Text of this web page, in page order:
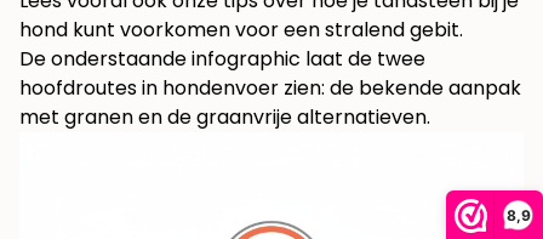
8,9
hond kunt voorkomenvoor een stralend gebit.
De onderstaande infographic laat de twee
hoofdroutes in hondenvoer zien: de bekende aanpak
met granen en de graanvrije alternatieven.